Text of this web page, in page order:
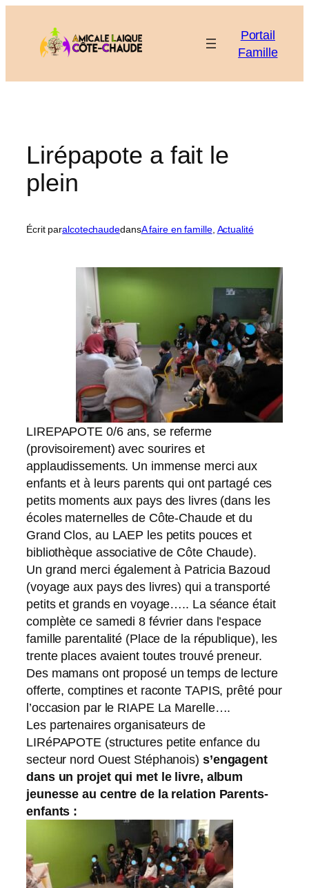
contenu
Portail
Famille
Lirépapote a fait le
plein
Écrit paralcotechaudedansA faire en famille, Actualité
LIREPAPOTE 0/6 ans, se referme
(provisoirement) avec sourires et
applaudissements. Un immense merci aux
enfants et à leurs parents qui ont partagé ces
petits moments aux pays des livres (dans les
écoles maternelles de Côte-Chaude et du
Grand Clos, au LAEP les petits pouces et
bibliothèque associative de Côte Chaude).
Un grand merci également à Patricia Bazoud
(voyage aux pays des livres) qui a transporté
petits et grands en voyage….. La séance était
complète ce samedi 8 février dans l’espace
famille parentalité (Place de la république), les
trente places avaient toutes trouvé preneur.
Des mamans ont proposé un temps de lecture
offerte, comptines et raconte TAPIS, prêté pour
l’occasion par le RIAPE La Marelle….
Les partenaires organisateurs de
LIRéPAPOTE (structures petite enfance du
secteur nord Ouest Stéphanois) s’engagent
dans un projet qui met le livre, album
jeunesse au centre de la relation Parents-
enfants :